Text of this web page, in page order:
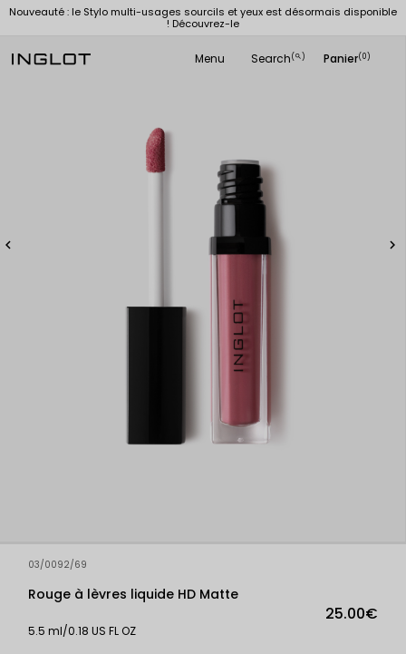
Nouveauté : le Stylo multi-usages sourcils et yeux est désormais disponible
! Découvrez-le
Menu Search(
search ) Panier(0)
 
03/0092/69
Rouge à lèvres liquide HD Matte
25.00€
5.5 ml/0.18 US FL OZ